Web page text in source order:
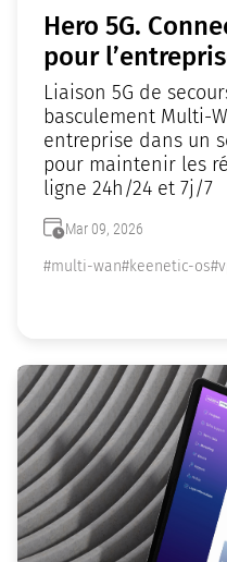
Hero 5G.
pour
Liaison 5G de
basculement Multi-
entreprise dans un
pour maintenir les
ligne 24h/24 et 7j/7
Mar 09, 2026
#multi-wan#keenetic-os